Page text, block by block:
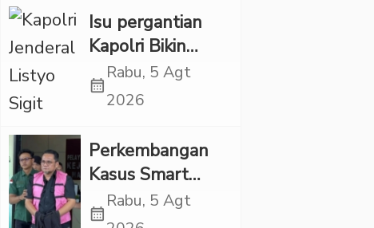
Minta Negara
Melindungi
Korban
Isu pergantian
Kapolri Bikin
Panas, JMP Puji
Respons Jenderal
“Adem”
calendar_month
Rabu, 5 Agt
2026
Perkembangan
Kasus Smart
Village, Jaksa
Kembali Periksa
calendar_month
Rabu, 5 Agt